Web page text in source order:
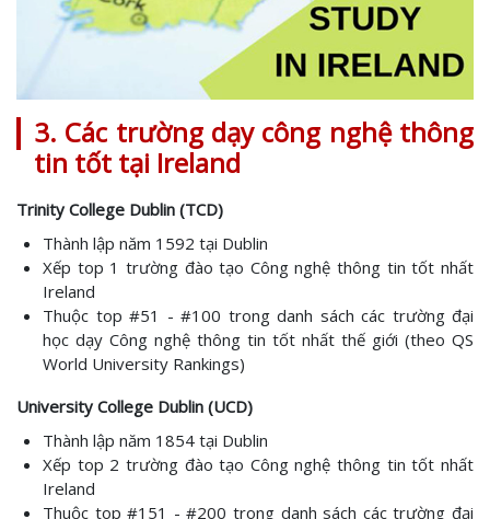
3. Các trường dạy công nghệ thông
tin tốt tại Ireland
Trinity College Dublin (TCD)
Thành lập năm 1592 tại Dublin
Xếp top 1 trường đào tạo Công nghệ thông tin tốt nhất
Ireland
Thuộc top #51 - #100 trong danh sách các trường đại
học dạy Công nghệ thông tin tốt nhất thế giới (theo QS
World University Rankings)
University College Dublin (UCD)
Thành lập năm 1854 tại Dublin
Xếp top 2 trường đào tạo Công nghệ thông tin tốt nhất
Ireland
Thuộc top #151 - #200 trong danh sách các trường đại